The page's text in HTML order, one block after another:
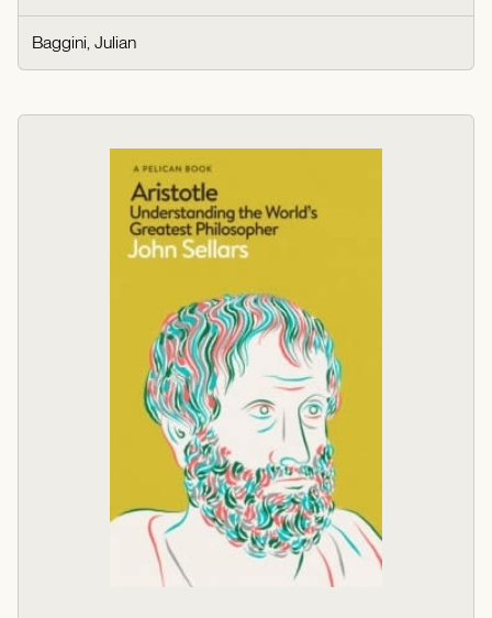
Baggini, Julian